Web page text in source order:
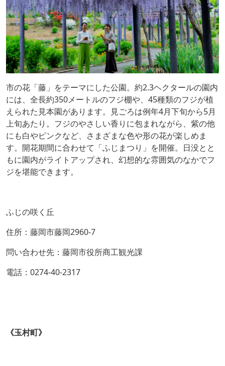
市の花「藤」をテーマにした公園。約2.3ヘクタールの園内
には、全長約350メートルのフジ棚や、45種類のフジが植
えられた見本園があります。見ごろは例年4月下旬から5月
上旬あたり。フジのやさしい香りに包まれながら、紫の他
にも白やピンクなど、さまざまな色や形の花が楽しめま
す。開花期間に合わせて「ふじまつり」を開催。日没とと
もに園内がライトアップされ、幻想的な雰囲気のなかでフ
ジを堪能できます。
ふじの咲く丘
住所：藤岡市藤岡2960-7
問い合わせ先：藤岡市役所商工観光課
電話：0274-40-2317
《玉村町》